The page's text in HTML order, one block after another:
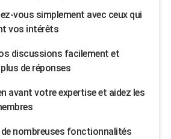
vous simplement avec ceux qui
vos intérêts
discussions facilement et
de réponses
avant votre expertise et aidez les
nombreuses fonctionnalités